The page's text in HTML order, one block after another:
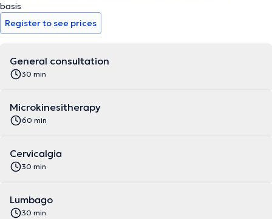
basis
Register to see prices
General consultation
30 min
Microkinesitherapy
60 min
Cervicalgia
30 min
Lumbago
30 min